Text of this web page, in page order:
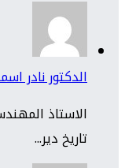
الدكتور نادر
الاستاذ
تاريخ دير...